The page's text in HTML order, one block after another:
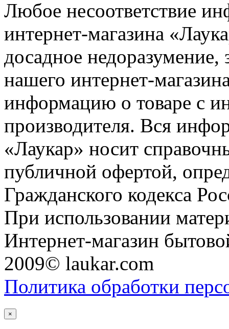
Любое несоответствие
интернет-магазина
досадное недоразумение,
нашего интернет-
информацию о товаре с
производителя. Вся
«Лаукар» носит
публичной офертой,
Гражданского кодекса
При использовании
Интернет-магазин
2009© laukar.com
Политика обработки
×